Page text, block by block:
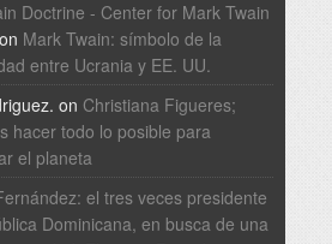
Doctrine - Center for Mark Twain
Mark Twain: símbolo de la
entre Ucrania y EE. UU.
on Christiana Figueres;
hacer todo lo posible para
el planeta
el tres veces presidente
Dominicana, en busca de una